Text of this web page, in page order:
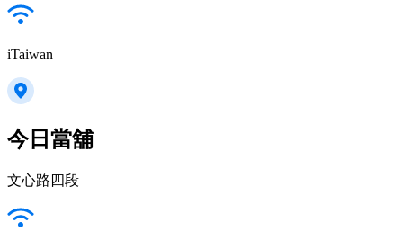
iTaiwan
今日當舖
文心路四段